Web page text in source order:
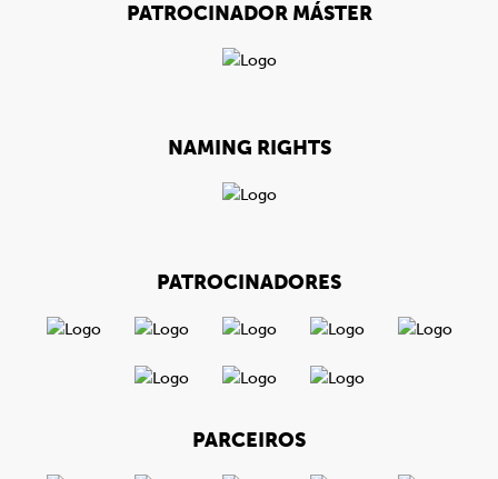
PATROCINADOR MÁSTER
NAMING RIGHTS
PATROCINADORES
PARCEIROS